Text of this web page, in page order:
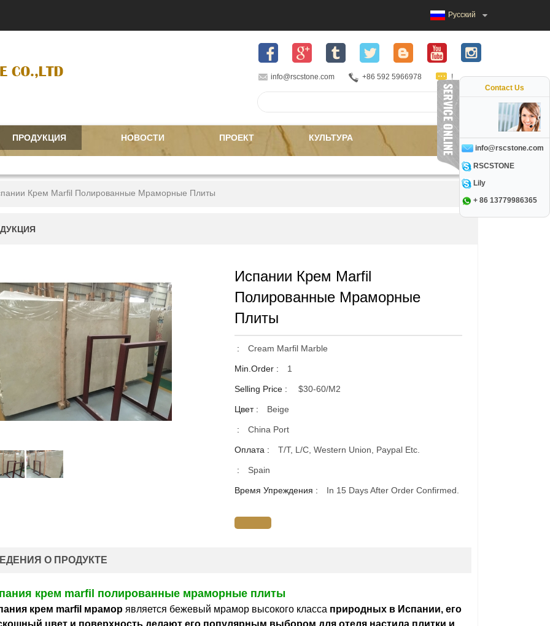
Русский
info@rscstone.com +86 592 5966978 !
ПРОДУКЦИЯ НОВОСТИ ПРОЕКТ КУЛЬТУРА
Крем Marfil Полированные Мраморные Плиты
Испании Крем Marfil
Полированные Мраморные
Плиты
: Cream Marfil Marble
Min.Order : 1
Selling Price : $30-60/m2
Цвет : Beige
: China Port
Оплата : T/T, L/C, Western Union, Paypal Etc.
: Spain
Время Упреждения : In 15 Days After Order Confirmed.
О ПРОДУКТЕ
крем marfil полированные мраморные плиты
крем marfil мрамор является бежевый мрамор высокого класса природных в Испании, его
цвет и поверхность делают его популярным выбором для отеля настила плитки и
Contact Us
info@rscstone.com
RSCSTONE
Lily
+ 86 13779986365